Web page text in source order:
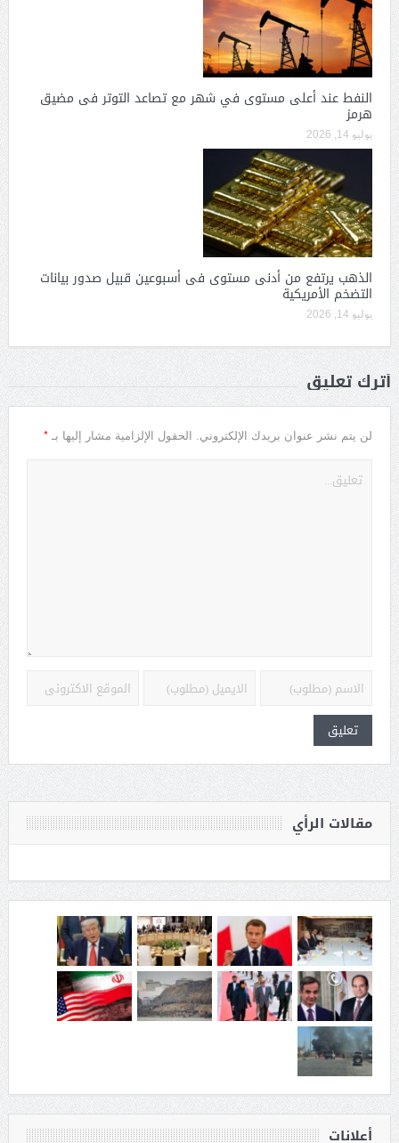
النفط عند أعلى مستوى في شهر مع تصاعد التوتر فى مضيق
هرمز
يوليو 14, 2026
الذهب يرتفع من أدنى مستوى فى أسبوعين قبيل صدور بيانات
التضخم الأمريكية
يوليو 14, 2026
أترك تعليق
لن يتم نشر عنوان بريدك الإلكتروني. الحقول الإلزامية مشار إليها بـ *
مقالات الرأي
أعلانات